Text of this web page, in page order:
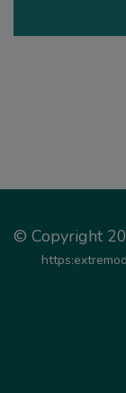
© Copyright